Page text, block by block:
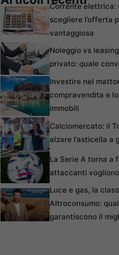
Corrente elettrica:
scegliere l’offerta
vantaggiosa
Noleggio vs
privato: quale
Investire nel
compravendita e
immobili
Calciomercato: il
alzare l’asticella a
La Serie A torna a
attaccanti
Luce e gas, la
Altroconsumo:
garantiscono il